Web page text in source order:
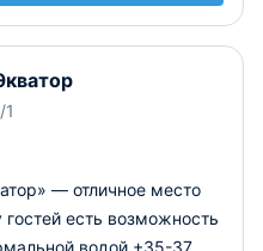
— отличное место
есть возможность
водой +35-37